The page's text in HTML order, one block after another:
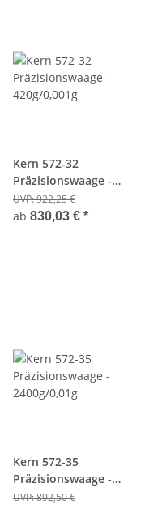
Kern 572-32
Präzisionswaage -
420g/0,001g
UVP:922,25 €
ab 830,03 € *
Kern 572-35
Präzisionswaage -
2400g/0,01g
UVP:892,50 €